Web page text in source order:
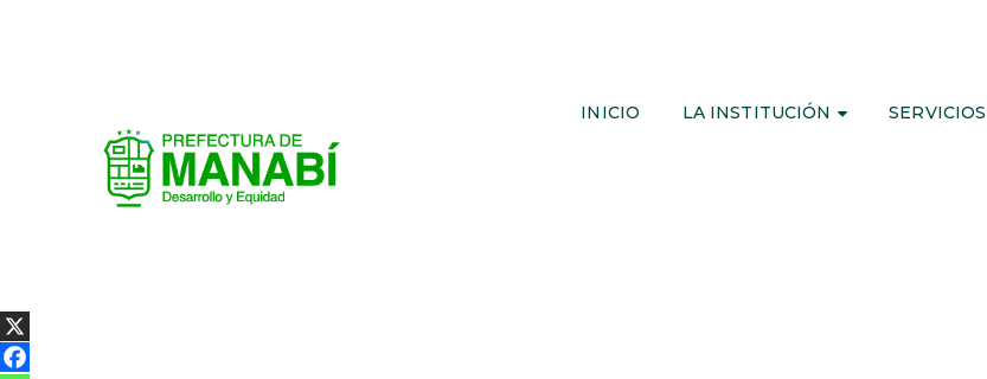
INICIO LA INSTITUCIÓN SERVICIOS